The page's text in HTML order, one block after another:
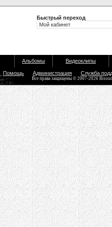
Быстрый переход
Альбомы Видеоклипы
Помощь Администрация Служба
Все права защищены © 2007-2026